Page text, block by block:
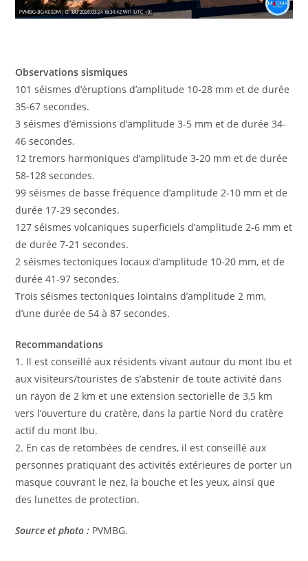
Observations sismiques
101 séismes d’éruptions d’amplitude 10-28 mm et de durée
35-67 secondes.
3 séismes d’émissions d’amplitude 3-5 mm et de durée 34-
46 secondes.
12 tremors harmoniques d’amplitude 3-20 mm et de durée
58-128 secondes.
99 séismes de basse fréquence d’amplitude 2-10 mm et de
durée 17-29 secondes.
127 séismes volcaniques superficiels d’amplitude 2-6 mm et
de durée 7-21 secondes.
2 séismes tectoniques locaux d’amplitude 10-20 mm, et de
durée 41-97 secondes.
Trois séismes tectoniques lointains d’amplitude 2 mm,
d’une durée de 54 à 87 secondes.
Recommandations
1. Il est conseillé aux résidents vivant autour du mont Ibu et
aux visiteurs/touristes de s’abstenir de toute activité dans
un rayon de 2 km et une extension sectorielle de 3,5 km
vers l’ouverture du cratère, dans la partie Nord du cratère
actif du mont Ibu.
2. En cas de retombées de cendres, il est conseillé aux
personnes pratiquant des activités extérieures de porter un
masque couvrant le nez, la bouche et les yeux, ainsi que
des lunettes de protection.
Source et photo : PVMBG.